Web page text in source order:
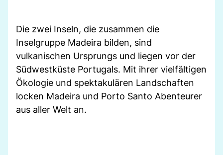
Die zwei Inseln, die zusammen die
Inselgruppe Madeira bilden, sind
vulkanischen Ursprungs und liegen vor der
Südwestküste Portugals. Mit ihrer vielfältigen
Ökologie und spektakulären Landschaften
locken Madeira und Porto Santo Abenteurer
aus aller Welt an.